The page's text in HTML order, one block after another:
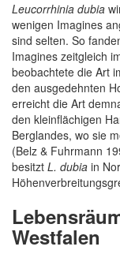
Leucorrhinia dubia
wenigen Imagines
sind selten. So
Imagines zeitgleich
beobachtete die Art
den ausgedehnten
erreicht die Art
den kleinflächigen
Berglandes, wo sie
(Belz & Fuhrmann
besitzt L. dubia in
Westfalen